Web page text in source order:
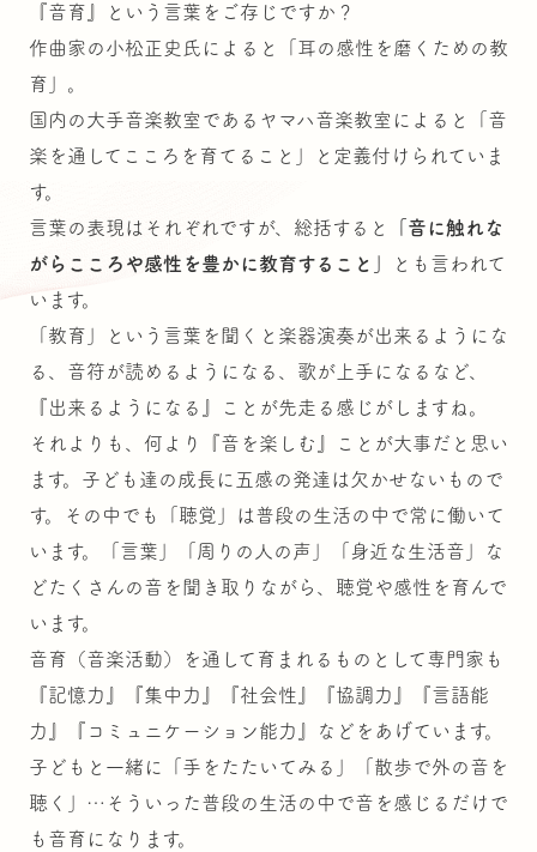
『音育』という言葉をご存じですか？
作曲家の小松正史氏によると「耳の感性を磨くための教
育」。
国内の大手音楽教室であるヤマハ音楽教室によると「音
楽を通してこころを育てること」と定義付けられていま
す。
言葉の表現はそれぞれですが、総括すると
「音に触れな
がらこころや感性を豊かに教育すること」
とも言われて
います。
「教育」という言葉を聞くと楽器演奏が出来るようにな
る、音符が読めるようになる、歌が上手になるなど、
『出来るようになる』ことが先走る感じがしますね。
それよりも、何より『音を楽しむ』ことが大事だと思い
ます。子ども達の成長に五感の発達は欠かせないもので
す。その中でも「聴覚」は普段の生活の中で常に働いて
います。「言葉」「周りの人の声」「身近な生活音」な
どたくさんの音を聞き取りながら、聴覚や感性を育んで
います。
音育（音楽活動）を通して育まれるものとして専門家も
『記憶力』『集中力』『社会性』『協調力』『言語能
力』『コミュニケーション能力』などをあげています。
子どもと一緒に「手をたたいてみる」「散歩で外の音を
聴く」…そういった普段の生活の中で音を感じるだけで
も音育になります。